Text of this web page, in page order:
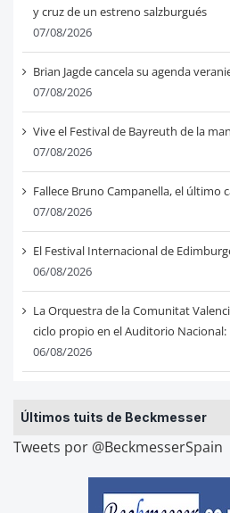
y cruz de un estreno salzburgués
07/08/2026
Brian Jagde cancela su agenda
07/08/2026
Vive el Festival de Bayreuth de la
07/08/2026
Fallece Bruno Campanella, el último
07/08/2026
El Festival Internacional de
06/08/2026
La Orquestra de la Comunitat
ciclo propio en el Auditorio Nacional:
06/08/2026
Últimos tuits de Beckmesser
Tweets por @BeckmesserSpain